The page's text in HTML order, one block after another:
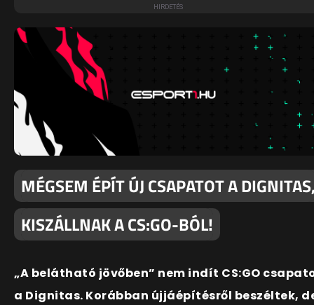
MÉGSEM ÉPÍT ÚJ CSAPATOT A
KISZÁLLNAK A CS:GO-BÓL!
„A belátható jövőben” nem indít CS:GO
a Dignitas. Korábban újjáépítésről beszéltek,